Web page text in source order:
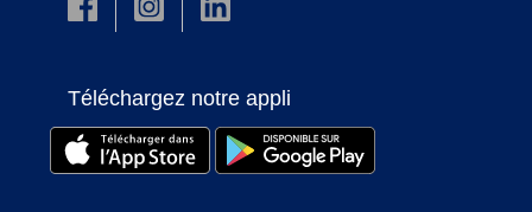
Téléchargez notre appli